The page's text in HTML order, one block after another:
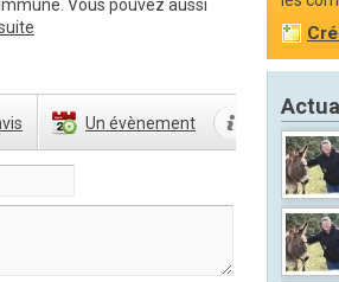
Vous pouvez aussi
Un évènement